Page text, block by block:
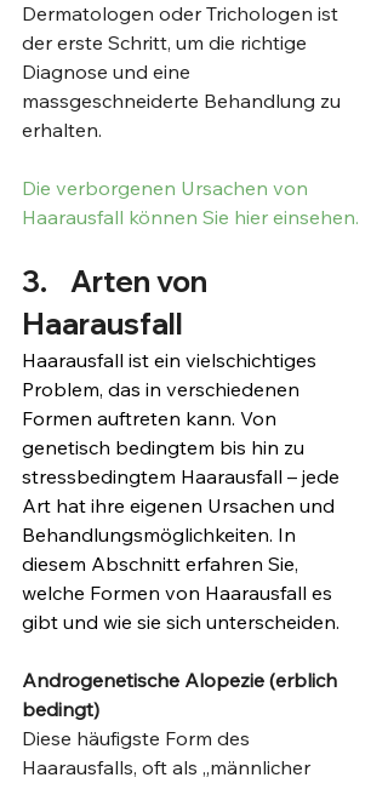
Dermatologen oder Trichologen ist
der erste Schritt, um die richtige
Diagnose und eine
massgeschneiderte Behandlung zu
erhalten.
Die verborgenen Ursachen von
Haarausfall können Sie hier einsehen.
3.	Arten von
Haarausfall
Haarausfall ist ein vielschichtiges
Problem, das in verschiedenen
Formen auftreten kann. Von
genetisch bedingtem bis hin zu
stressbedingtem Haarausfall – jede
Art hat ihre eigenen Ursachen und
Behandlungsmöglichkeiten. In
diesem Abschnitt erfahren Sie,
welche Formen von Haarausfall es
gibt und wie sie sich unterscheiden.
Androgenetische Alopezie (erblich
bedingt)
Diese häufigste Form des
Haarausfalls, oft als „männlicher